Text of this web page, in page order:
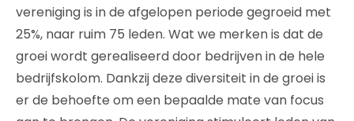
vereniging is in de afgelopen periode gegroeid met
25%, naar ruim 75 leden. Wat we merken is dat de
groei wordt gerealiseerd door bedrijven in de hele
bedrijfskolom. Dankzij deze diversiteit in de groei is
er de behoefte om een bepaalde mate van focus